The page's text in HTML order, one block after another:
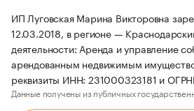
ИП Луговская Марина Викторовна
12.03.2018, в регионе —
деятельности: Аренда и управление
арендованным недвижимым
реквизиты ИНН: 231000323181 и
Данные получены из публичных